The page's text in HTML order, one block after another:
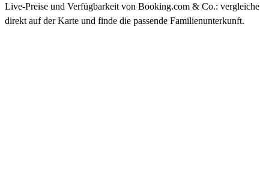
Live-Preise und Verfügbarkeit von Booking.com & Co.: vergleiche
direkt auf der Karte und finde die passende Familienunterkunft.